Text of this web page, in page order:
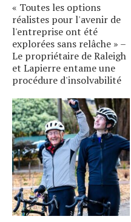
« Toutes les options
réalistes pour l'avenir de
l'entreprise ont été
explorées sans relâche » –
Le propriétaire de Raleigh
et Lapierre entame une
procédure d'insolvabilité